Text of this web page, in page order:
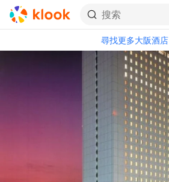
搜索
尋找更多大阪酒店